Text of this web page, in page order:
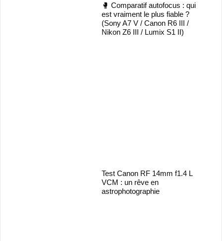
🥊 Comparatif autofocus : qui
est vraiment le plus fiable ?
(Sony A7 V / Canon R6 III /
Nikon Z6 III / Lumix S1 II)
Test Canon RF 14mm f1.4 L
VCM : un rêve en
astrophotographie